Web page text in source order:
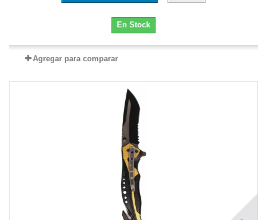
En Stock
Agregar para comparar